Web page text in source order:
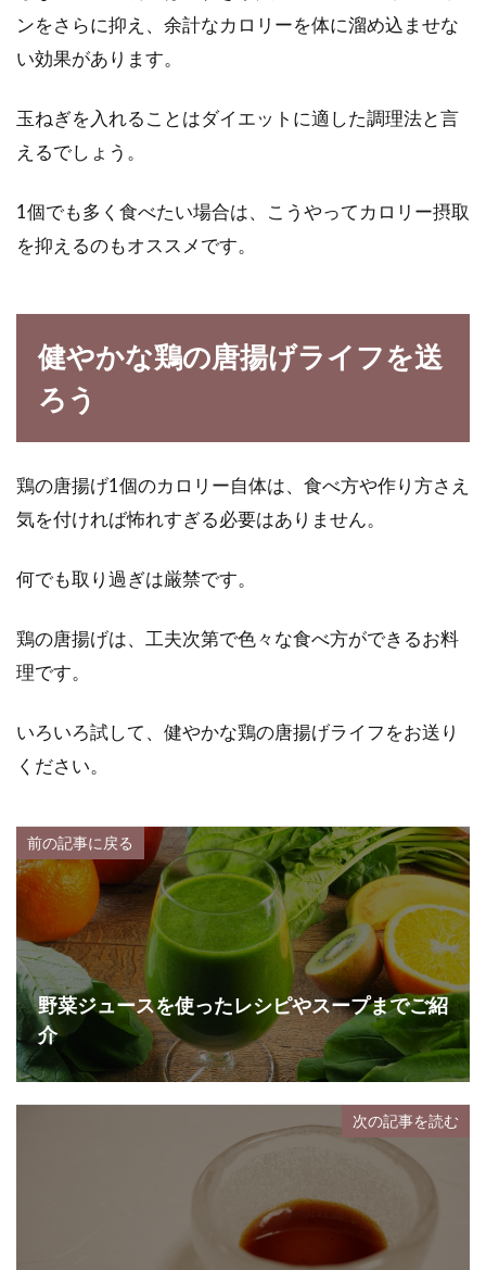
ンをさらに抑え、余計なカロリーを体に溜め込ませな
い効果があります。
玉ねぎを入れることはダイエットに適した調理法と言
えるでしょう。
1個でも多く食べたい場合は、こうやってカロリー摂取
を抑えるのもオススメです。
健やかな鶏の唐揚げライフを送
ろう
鶏の唐揚げ1個のカロリー自体は、食べ方や作り方さえ
気を付ければ怖れすぎる必要はありません。
何でも取り過ぎは厳禁です。
鶏の唐揚げは、工夫次第で色々な食べ方ができるお料
理です。
いろいろ試して、健やかな鶏の唐揚げライフをお送り
ください。
前の記事に戻る
野菜ジュースを使ったレシピやスープまでご紹
介
次の記事を読む